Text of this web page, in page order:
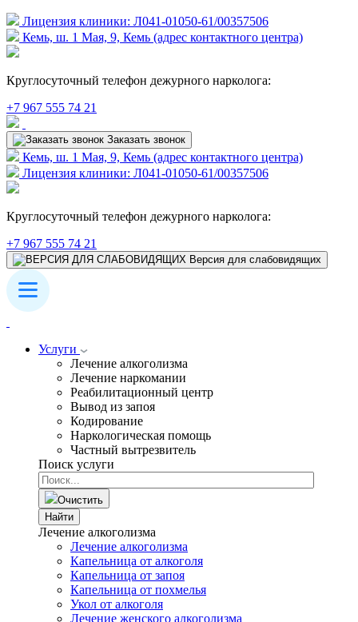
Лицензия клиники: Л041-01050-61/00357506
Кемь, ш. 1 Мая, 9, Кемь (адрес контактного центра)
Круглосуточный телефон дежурного нарколога:
+7 967 555 74 21
Заказать звонок
Кемь, ш. 1 Мая, 9, Кемь (адрес контактного центра)
Лицензия клиники: Л041-01050-61/00357506
Круглосуточный телефон дежурного нарколога:
+7 967 555 74 21
Версия для слабовидящих
Услуги
Лечение алкоголизма
Лечение наркомании
Реабилитационный центр
Вывод из запоя
Кодирование
Наркологическая помощь
Частный вытрезвитель
Поиск услуги
Очистить
Найти
Лечение алкоголизма
Лечение алкоголизма
Капельница от алкоголя
Капельница от запоя
Капельница от похмелья
Укол от алкоголя
Лечение женского алкоголизма